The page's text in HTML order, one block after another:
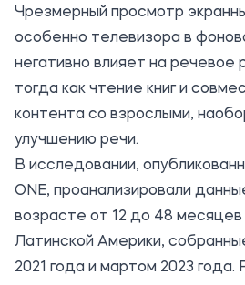
Чрезмерный просмотр
особенно телевизора в
негативно влияет на речевое
тогда как чтение книг и
контента со взрослыми,
улучшению речи.
В исследовании,
ONE, проанализировали
возрасте от 12 до 48 месяцев
Латинской Америки,
2021 года и мартом 2023 года.